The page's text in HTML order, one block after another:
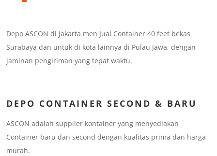
Depo ASCON di Jakarta men Jual Container 40 feet bekas
Surabaya dan untuk di kota lainnya di Pulau Jawa, dengan
jaminan pengiriman yang tepat waktu.
DEPO CONTAINER SECOND & BARU
ASCON adalah supplier kontainer yang menyediakan
Container baru dan second dengan kualitas prima dan harga
murah.